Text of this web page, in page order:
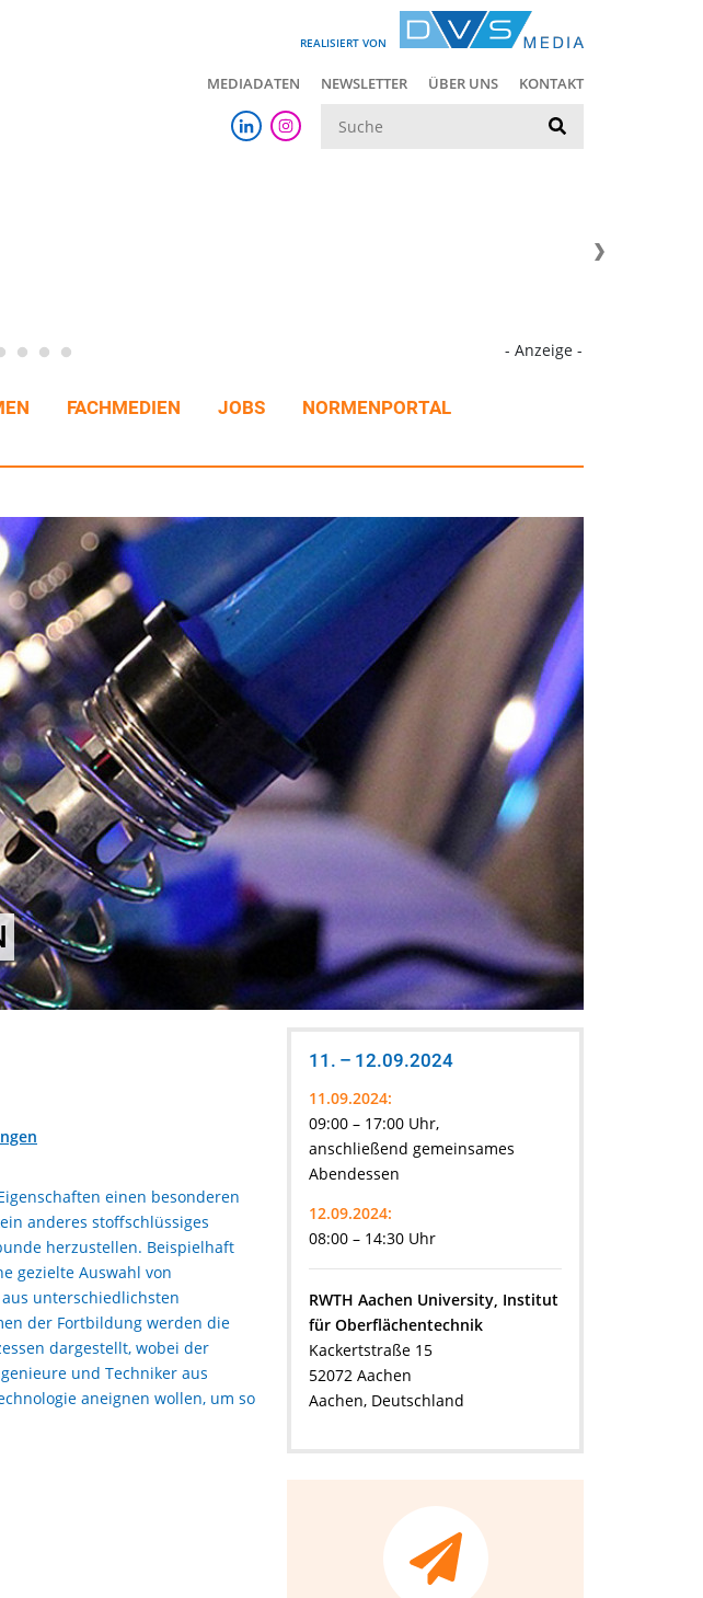
REALISIERT VON
MEDIADATEN NEWSLETTER ÜBER UNS KONTAKT
- Anzeige -
FACHMEDIEN JOBS
NORMENPORTAL
einen besonderen
anderes stoffschlüssiges
herzustellen. Beispielhaft
gezielte Auswahl von
unterschiedlichsten
der Fortbildung werden die
dargestellt, wobei der
und Techniker aus
aneignen wollen, um so
11. – 12.09.2024
11.09.2024:
09:00 – 17:00 Uhr,
anschließend gemeinsames
Abendessen
12.09.2024:
08:00 – 14:30 Uhr
RWTH Aachen University, Institut
für Oberflächentechnik
Kackertstraße 15
52072 Aachen
Aachen, Deutschland